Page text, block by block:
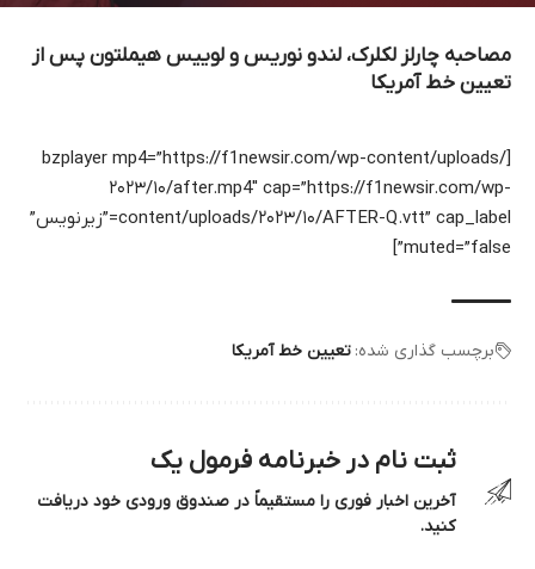
مصاحبه چارلز لکلرک، لندو نوریس و لوییس هیملتون پس از
تعیین خط آمریکا
[bzplayer mp4=”https://f1newsir.com/wp-content/uploads/
۲۰۲۳/۱۰/after.mp4″ cap=”https://f1newsir.com/wp-
content/uploads/۲۰۲۳/۱۰/AFTER-Q.vtt” cap_label=”زیرنویس”
muted=”false”]
برچسب گذاری شده: تعیین خط آمریکا
ثبت نام در خبرنامه فرمول یک
آخرین اخبار فوری را مستقیماً در صندوق ورودی خود دریافت
کنید.